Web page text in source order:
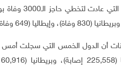
أن الدول الخمس التي سجلت أمس